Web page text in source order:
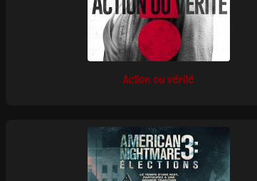
Action ou vérité